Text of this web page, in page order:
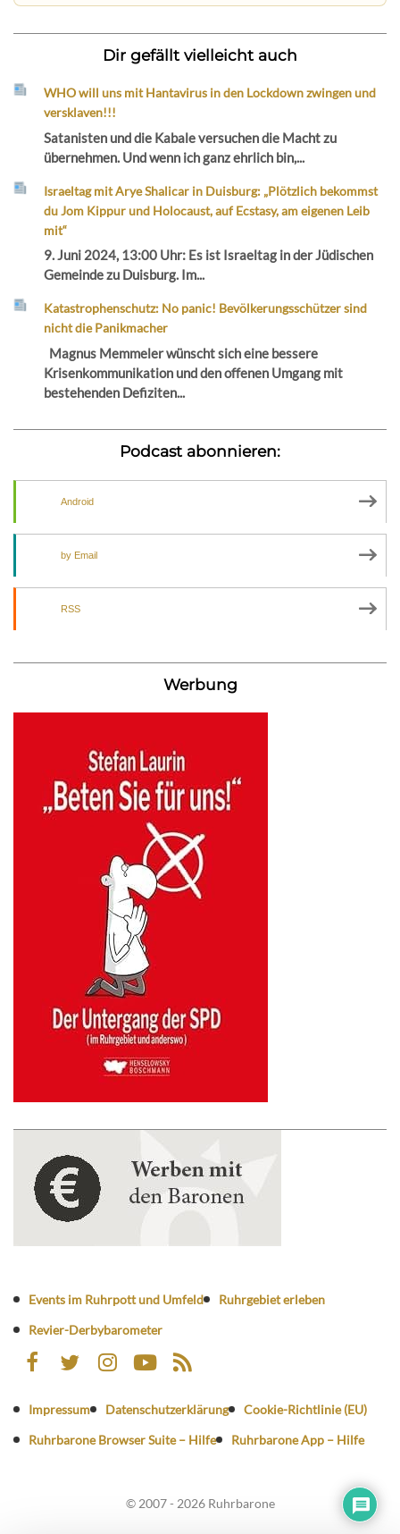
Dir gefällt vielleicht auch
WHO will uns mit Hantavirus in den Lockdown zwingen und
versklaven!!!
Satanisten und die Kabale versuchen die Macht zu
übernehmen. Und wenn ich ganz ehrlich bin,...
Israeltag mit Arye Shalicar in Duisburg: „Plötzlich bekommst
du Jom Kippur und Holocaust, auf Ecstasy, am eigenen Leib
mit“
9. Juni 2024, 13:00 Uhr: Es ist Israeltag in der Jüdischen
Gemeinde zu Duisburg. Im...
Katastrophenschutz: No panic! Bevölkerungsschützer sind
nicht die Panikmacher
Magnus Memmeler wünscht sich eine bessere
Krisenkommunikation und den offenen Umgang mit
bestehenden Defiziten...
Podcast abonnieren:
Android
by Email
RSS
Werbung
Events im Ruhrpott und Umfeld
Ruhrgebiet erleben
Revier-Derbybarometer
Impressum Datenschutzerklärung
Cookie-Richtlinie (EU)
Ruhrbarone Browser Suite – Hilfe
Ruhrbarone App – Hilfe
© 2007 - 2026 Ruhrbarone